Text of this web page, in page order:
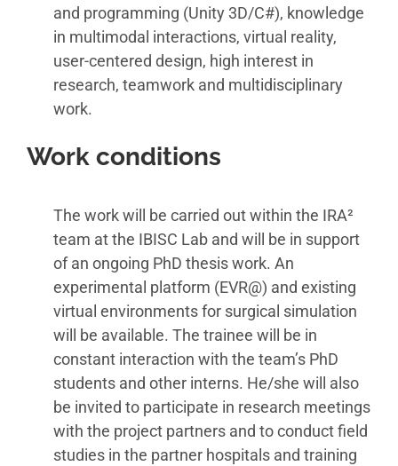
and programming (Unity 3D/C#), knowledge
in multimodal interactions, virtual reality,
user-centered design, high interest in
research, teamwork and multidisciplinary
work.
Work conditions
The work will be carried out within the IRA²
team at the IBISC Lab and will be in support
of an ongoing PhD thesis work. An
experimental platform (EVR@) and existing
virtual environments for surgical simulation
will be available. The trainee will be in
constant interaction with the team’s PhD
students and other interns. He/she will also
be invited to participate in research meetings
with the project partners and to conduct field
studies in the partner hospitals and training